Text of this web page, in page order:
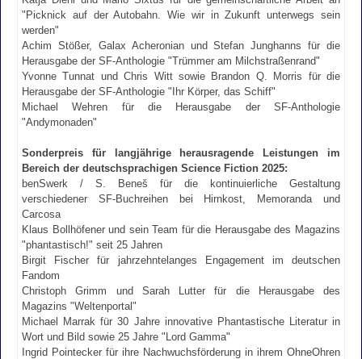
"Picknick auf der Autobahn. Wie wir in Zukunft unterwegs sein
werden"
Achim Stößer, Galax Acheronian und Stefan Junghanns für die
Herausgabe der SF-Anthologie "Trümmer am Milchstraßenrand"
Yvonne Tunnat und Chris Witt sowie Brandon Q. Morris für die
Herausgabe der SF-Anthologie "Ihr Körper, das Schiff"
Michael Wehren für die Herausgabe der SF-Anthologie
"Andymonaden"
Sonderpreis für langjährige herausragende Leistungen im
Bereich der deutschsprachigen Science Fiction 2025:
benSwerk / S. Beneš für die kontinuierliche Gestaltung
verschiedener SF-Buchreihen bei Hirnkost, Memoranda und
Carcosa
Klaus Bollhöfener und sein Team für die Herausgabe des Magazins
"phantastisch!" seit 25 Jahren
Birgit Fischer für jahrzehntelanges Engagement im deutschen
Fandom
Christoph Grimm und Sarah Lutter für die Herausgabe des
Magazins "Weltenportal"
Michael Marrak für 30 Jahre innovative Phantastische Literatur in
Wort und Bild sowie 25 Jahre "Lord Gamma"
Ingrid Pointecker für ihre Nachwuchsförderung in ihrem OhneOhren